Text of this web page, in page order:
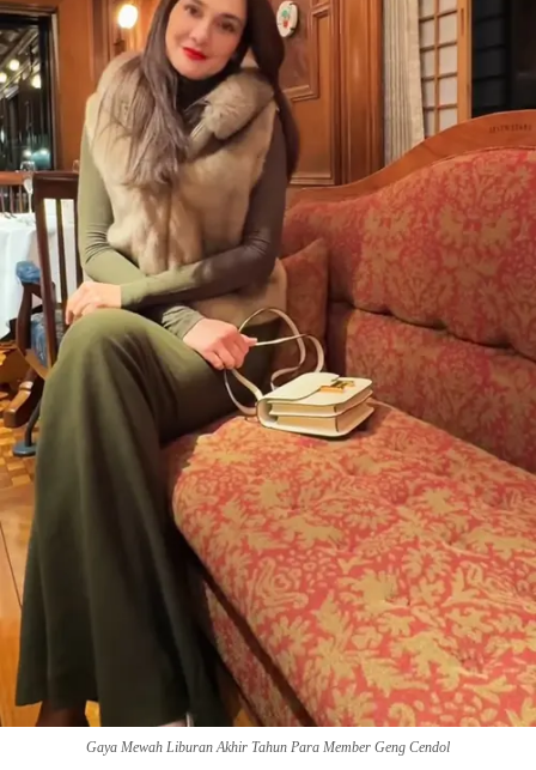
Gaya Mewah Liburan Akhir Tahun Para Member Geng Cendol